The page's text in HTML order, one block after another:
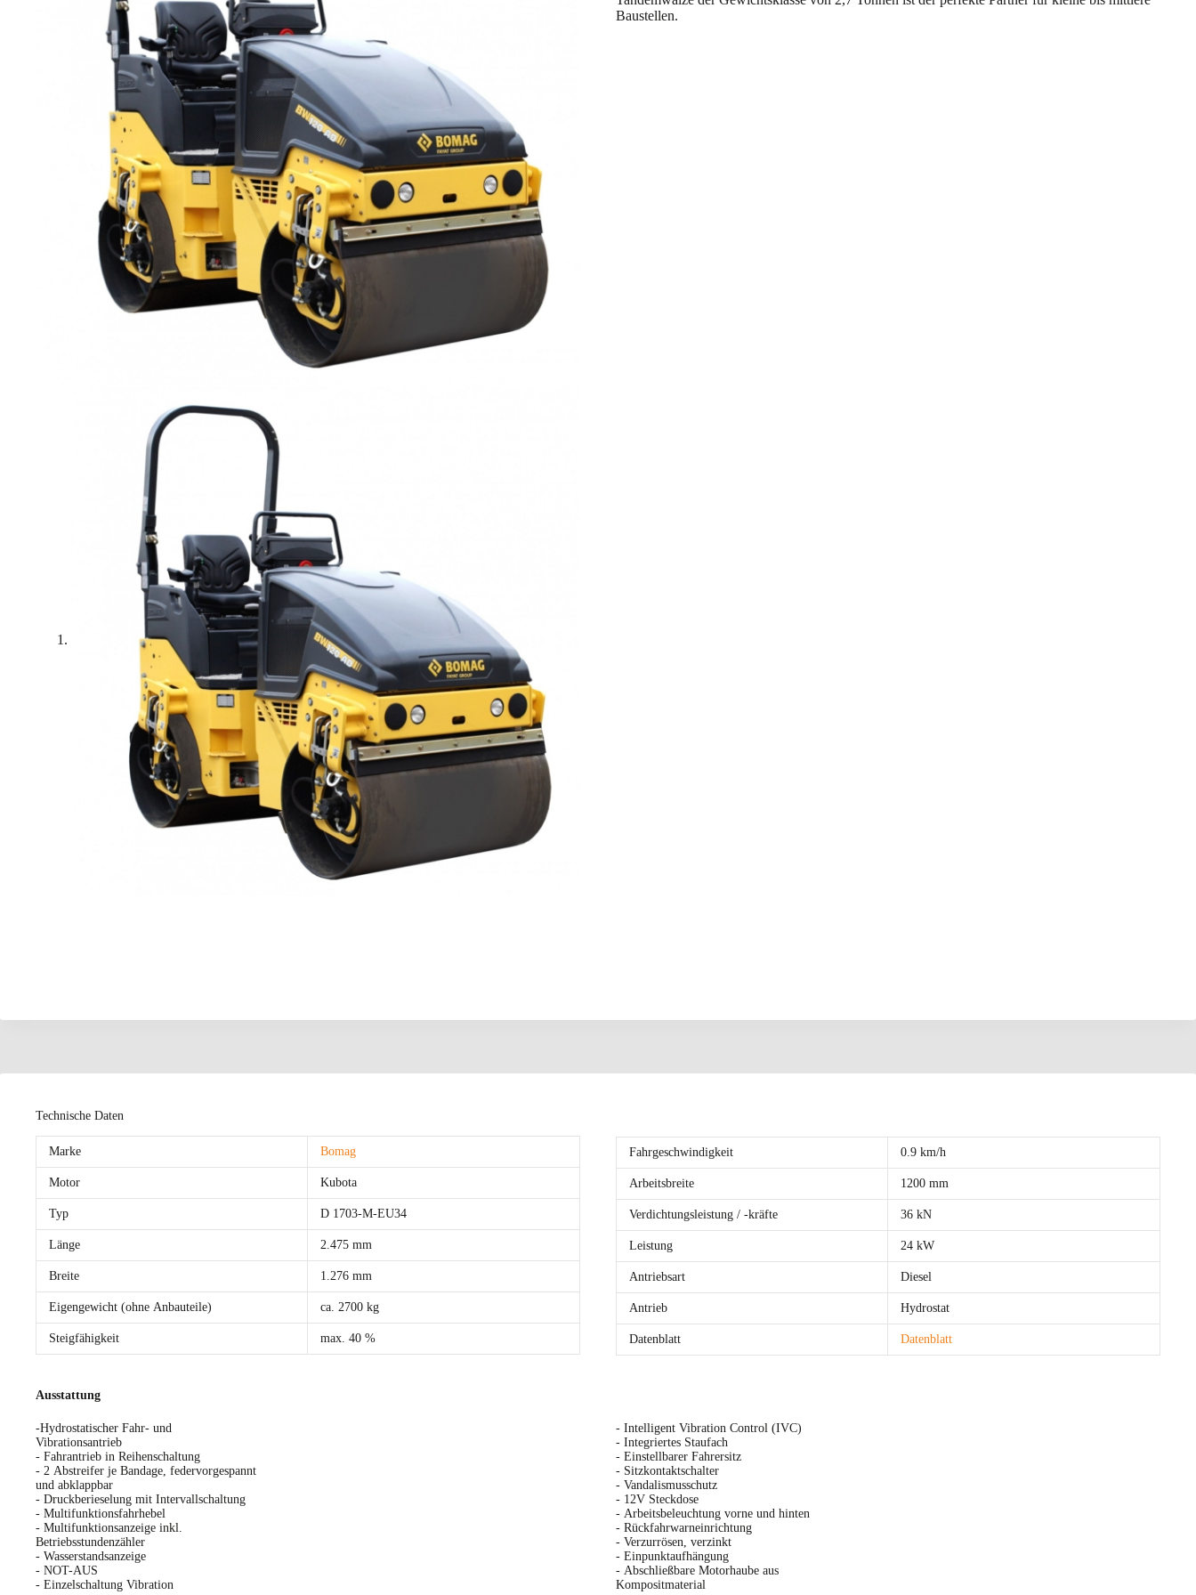
Baustellen.
Technische Daten
Marke Bomag
Motor Kubota
Typ D 1703-M-EU34
Länge 2.475 mm
Breite 1.276 mm
Eigengewicht (ohne Anbauteile) ca. 2700 kg
Steigfähigkeit max. 40 %
Fahrgeschwindigkeit 0.9 km/h
Arbeitsbreite 1200 mm
Verdichtungsleistung / -kräfte 36 kN
Leistung 24 kW
Antriebsart Diesel
Antrieb Hydrostat
Datenblatt Datenblatt
Ausstattung
-Hydrostatischer Fahr- und
Vibrationsantrieb
- Fahrantrieb in Reihenschaltung
- 2 Abstreifer je Bandage, federvorgespannt
und abklappbar
- Druckberieselung mit Intervallschaltung
- Multifunktionsfahrhebel
- Multifunktionsanzeige inkl.
Betriebsstundenzähler
- Wasserstandsanzeige
- NOT-AUS
- Einzelschaltung Vibration
- Intelligent Vibration Control (IVC)
- Integriertes Staufach
- Einstellbarer Fahrersitz
- Sitzkontaktschalter
- Vandalismusschutz
- 12V Steckdose
- Arbeitsbeleuchtung vorne und hinten
- Rückfahrwarneinrichtung
- Verzurrösen, verzinkt
- Einpunktaufhängung
- Abschließbare Motorhaube aus
Kompositmaterial